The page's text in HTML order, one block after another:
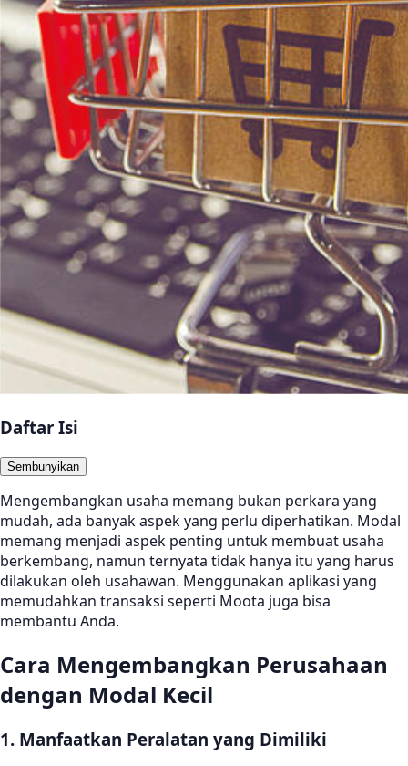
Daftar Isi
Sembunyikan
Mengembangkan usaha memang bukan perkara yang
mudah, ada banyak aspek yang perlu diperhatikan. Modal
memang menjadi aspek penting untuk membuat usaha
berkembang, namun ternyata tidak hanya itu yang harus
dilakukan oleh usahawan. Menggunakan aplikasi yang
memudahkan transaksi seperti Moota juga bisa
membantu Anda.
Cara Mengembangkan Perusahaan
dengan Modal Kecil
1. Manfaatkan Peralatan yang Dimiliki